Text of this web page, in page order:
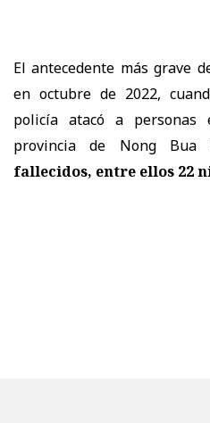
El antecedente más grave
en octubre de 2022,
policía atacó a
provincia de Nong Bua
fallecidos, entre ellos 22